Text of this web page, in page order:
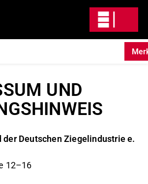
UND
der Deutschen Ziegelindustrie e.
12–16